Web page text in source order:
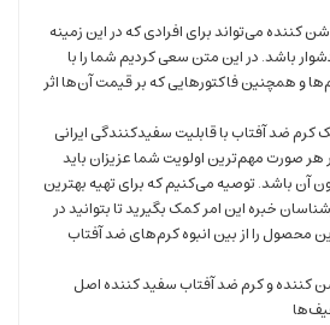
کننده می‌‌تواند برای افرادی که در این زمینه
باشد. در این متن سعی کردیم شما را با
و همچنین فاکتورهایی که بر قیمت آن‌ها اثر
کرم ضد آفتاب با قابلیت سفیدکنندگی ایرانی
هر صورت مهم‌ترین اولویت شما عزیزان باید
باشد. توصیه می‌کنیم که برای تهیه بهترین
خبره این امر کمک بگیرید تا بتوانید در
محصول را از بین انبوه کرم‌های ضد آفتاب
کننده و کرم ضد آفتاب سفید کننده اصل